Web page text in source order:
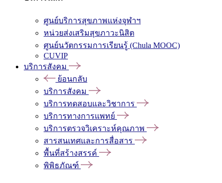
ศูนย์บริการสุขภาพแห่งจุฬาฯ
หน่วยส่งเสริมสุขภาวะนิสิต
ศูนย์นวัตกรรมการเรียนรู้ (Chula MOOC)
CUVIP
บริการสังคม
ย้อนกลับ
บริการสังคม
บริการทดสอบและวิชาการ
บริการทางการแพทย์
บริการตรวจวิเคราะห์คุณภาพ
สารสนเทศและการสื่อสาร
พื้นที่สร้างสรรค์
พิพิธภัณฑ์